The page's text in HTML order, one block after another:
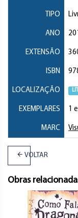
TIPO
ANO
EXTENSÃO
ISBN
LOCALIZAÇÃO
EXEMPLARES 1
MARC
VOLTAR
Obras